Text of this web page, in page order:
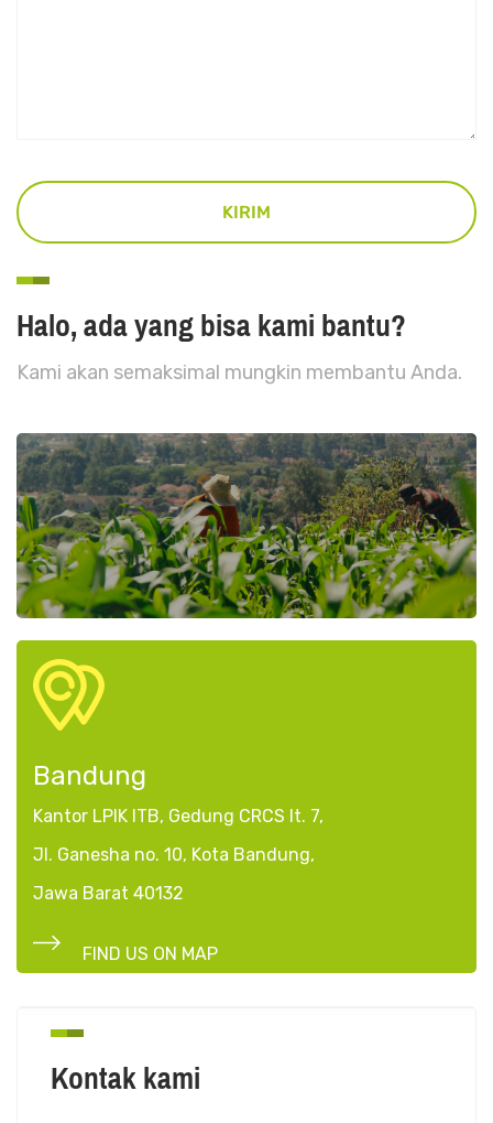
Halo, ada yang bisa kami bantu?
Kami akan semaksimal mungkin membantu Anda.
Bandung
Kantor LPIK ITB, Gedung CRCS lt. 7,
Jl. Ganesha no. 10, Kota Bandung,
Jawa Barat 40132
FIND US ON MAP
Kontak kami